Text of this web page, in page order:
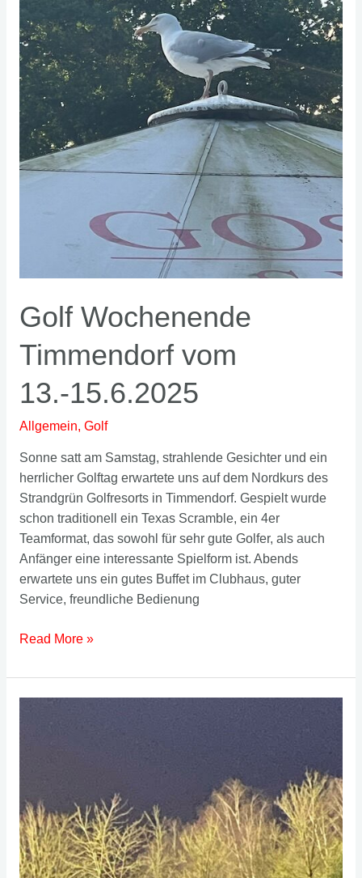
Golf Wochenende
Timmendorf vom
13.-15.6.2025
Allgemein, Golf
Sonne satt am Samstag, strahlende Gesichter und ein
herrlicher Golftag erwartete uns auf dem Nordkurs des
Strandgrün Golfresorts in Timmendorf. Gespielt wurde
schon traditionell ein Texas Scramble, ein 4er
Teamformat, das sowohl für sehr gute Golfer, als auch
Anfänger eine interessante Spielform ist. Abends
erwartete uns ein gutes Buffet im Clubhaus, guter
Service, freundliche Bedienung
Golf
Timmendorf
vom
Read More »